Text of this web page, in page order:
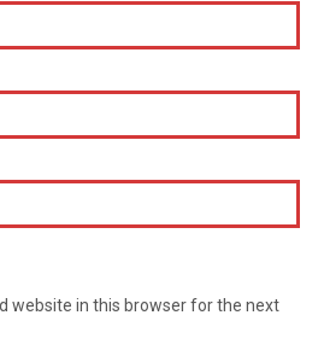
website in this browser for the next